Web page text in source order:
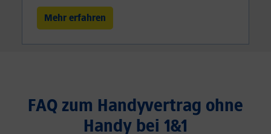
Mehr erfahren
FAQ zum Handyvertrag ohne
Handy bei 1&1